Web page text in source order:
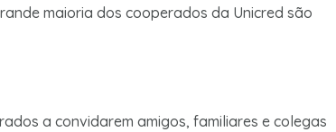
maioria dos cooperados da Unicred são
a convidarem amigos, familiares e colegas